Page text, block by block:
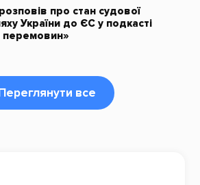
про стан судової
України до ЄС у подкасті
перемовин»
все